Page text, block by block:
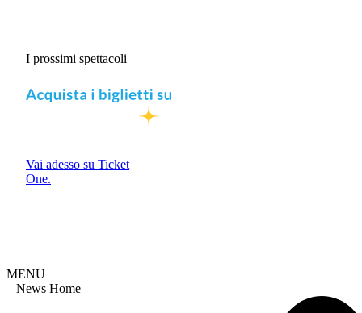
I prossimi spettacoli
Vai adesso su Ticket
One.
MENU
News Home